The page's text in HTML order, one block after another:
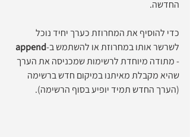
החדשה.
כדי להוסיף את המחרוזת כערך יחיד נוכל
לשרשר אותו במחרוזת או להשתמש ב-append
- מתודה מיוחדת לרשימות שמכניסה את הערך
שהיא מקבלת מאיתנו במיקום חדש ברשימה
(הערך החדש תמיד יופיע בסוף הרשימה).